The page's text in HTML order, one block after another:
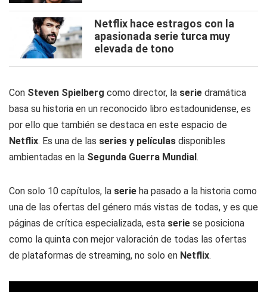
Netflix hace estragos con la
apasionada serie turca muy
elevada de tono
Con Steven Spielberg como director, la serie dramática
basa su historia en un reconocido libro estadounidense, es
por ello que también se destaca en este espacio de
Netflix. Es una de las series y películas disponibles
ambientadas en la Segunda Guerra Mundial.
Con solo 10 capítulos, la serie ha pasado a la historia como
una de las ofertas del género más vistas de todas, y es que
páginas de crítica especializada, esta serie se posiciona
como la quinta con mejor valoración de todas las ofertas
de plataformas de streaming, no solo en Netflix.